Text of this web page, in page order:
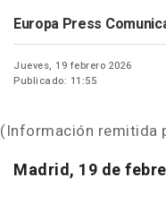
Europa Press
Jueves, 19 febrero 2026
Publicado: 11:55
(Información remitida
Madrid, 19 de